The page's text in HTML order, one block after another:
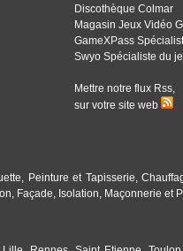
Discothèque Colmar
Magasin Jeux Vidéo
GameXPass
Swyo Spécialiste du
Mettre notre flux Rss,
sur votre site web
, Peinture et Tapisserie,
, Façade, Isolation, Maçonnerie et